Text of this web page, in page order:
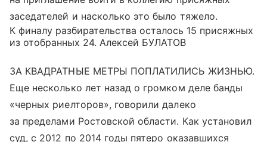
заседателей и насколько это было тяжело.
К финалу разбирательства осталось 15 присяжных
из отобранных 24. Алексей БУЛАТОВ
ЗА КВАДРАТНЫЕ МЕТРЫ ПОПЛАТИЛИСЬ ЖИЗНЬЮ.
Еще несколько лет назад о громком деле банды
«черных риелторов», говорили далеко
за пределами Ростовской области. Как установил
суд, с 2012 по 2014 годы пятеро оказавшихся